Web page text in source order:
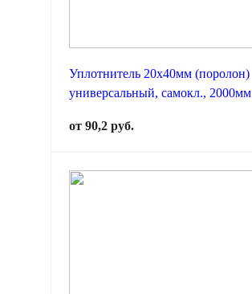
Уплотнитель 20х40мм (поролон)
универсальный, самокл., 2000мм
от 90,2 руб.